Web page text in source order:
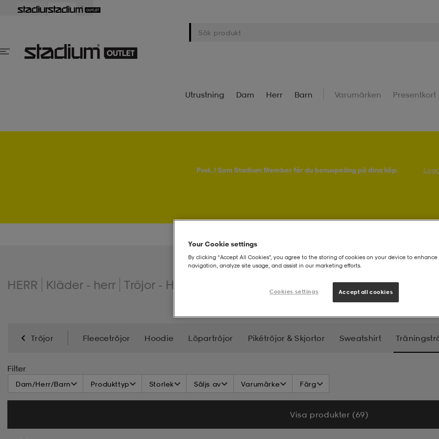
Utrustning Dam Herr Barn Varumärken Presentkort
Psst..! Som Stadium Member får du bonuspoäng på dina köp.
HERR Kläder - herr Tröjor - Herr
Tröjor Fleecetröjor Hoodie Löpartröjor Pikétröjor & Skjortor Sweatshirt
Filter
Dam/Herr/Barn Produkttyp Storlek Säljs av Varumärke Färg
Visa produkter (69)
Your Cookie settings
By clicking “Accept All Cookies”, you agree to the storing of cookies on your device to enhance
navigation, analyze site usage, and assist in our marketing efforts.
Cookies settings Accept all cookies